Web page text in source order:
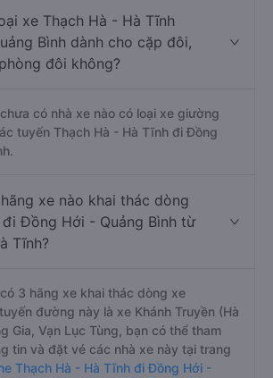
xe Thạch Hà - Hà Tĩnh
Bình dành cho cặp đôi,
đôi không?
có nhà xe nào có loại xe giường
tuyến Thạch Hà - Hà Tĩnh đi Đồng
xe nào khai thác dòng
đi Đồng Hới - Quảng Bình từ
Tĩnh?
3 hãng xe khai thác dòng xe
đường này là xe Khánh Truyền (Hà
Gia, Vạn Lục Tùng, bạn có thể tham
tin và đặt vé các nhà xe này tại trang
Thạch Hà - Hà Tĩnh đi Đồng Hới -